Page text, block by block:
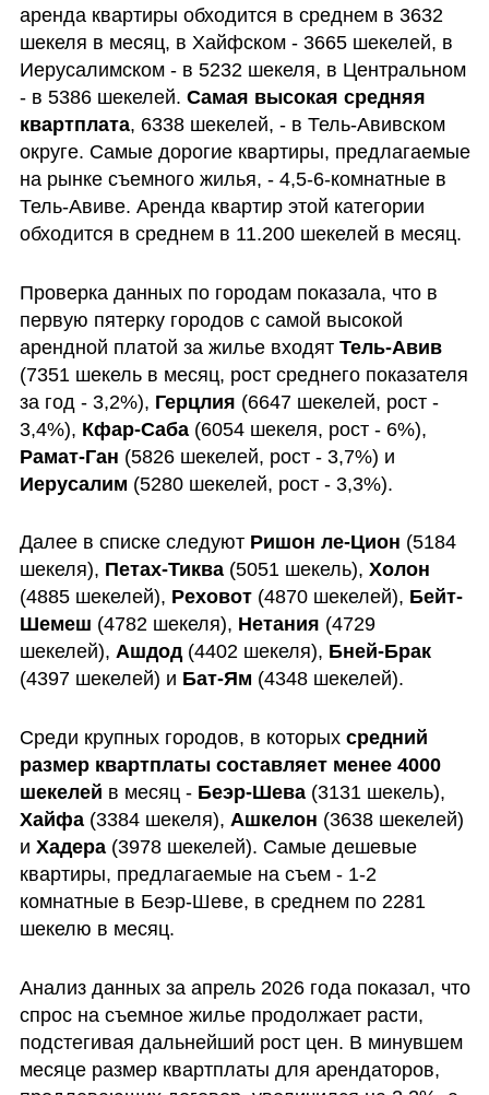
аренда квартиры обходится в среднем в 3632
шекеля в месяц, в Хайфском - 3665 шекелей, в
Иерусалимском - в 5232 шекеля, в Центральном
- в 5386 шекелей. Самая высокая средняя
квартплата, 6338 шекелей, - в Тель-Авивском
округе. Самые дорогие квартиры, предлагаемые
на рынке съемного жилья, - 4,5-6-комнатные в
Тель-Авиве. Аренда квартир этой категории
обходится в среднем в 11.200 шекелей в месяц.
Проверка данных по городам показала, что в
первую пятерку городов с самой высокой
арендной платой за жилье входят Тель-Авив
(7351 шекель в месяц, рост среднего показателя
за год - 3,2%), Герцлия (6647 шекелей, рост -
3,4%), Кфар-Саба
Рамат-Ган
Иерусалим (5280 шекелей, рост - 3,3%).
Далее в списке следуют Ришон ле-Цион (5184
шекеля), Петах-Тиква (5051 шекель), Холон
(4885 шекелей), Реховот (4870 шекелей), Бейт-
Шемеш (4782 шекеля), Нетания (4729
шекелей), Ашдод (4402 шекеля), Бней-Брак
(4397 шекелей) и Бат-Ям (4348 шекелей).
Среди крупных городов, в которых средний
размер квартплаты составляет менее 4000
шекелей в месяц - Беэр-Шева
Хайфа (3384 шекеля), Ашкелон (3638 шекелей)
и Хадера (3978 шекелей). Самые дешевые
квартиры, предлагаемые на съем - 1-2
комнатные в Беэр-Шеве, в среднем по 2281
шекелю в месяц.
Анализ данных за апрель 2026 года показал, что
спрос на съемное жилье продолжает расти,
подстегивая дальнейший рост цен. В минувшем
месяце размер квартплаты для арендаторов,